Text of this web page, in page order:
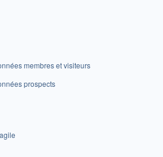
membres et visiteurs
prospects